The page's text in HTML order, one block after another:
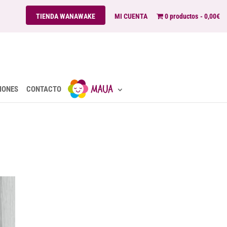
TIENDA WANAWAKE MI CUENTA 0 productos 0,00€
CONTACTO